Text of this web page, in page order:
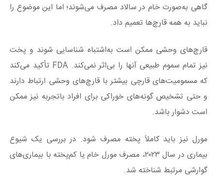
گاهی به‌صورت خام در سالاد مصرف می‌شوند؛ اما این موضوع را
نباید به همه قارچ‌ها تعمیم داد.
قارچ‌های وحشی ممکن است به‌اشتباه شناسایی شوند و پخت
نیز تمام سموم طبیعی آنها را بی‌اثر نمی‌کند. FDA تأکید می‌کند
که مسمومیت‌های قارچی بیشتر با قارچ‌های وحشی ارتباط دارند
و حتی تشخیص گونه‌های خوراکی برای افراد باتجربه نیز ممکن
است دشوار باشد.
مورل نیز باید کاملاً پخته مصرف شود. در بررسی یک شیوع
بیماری در سال ۲۰۲۳، مصرف مورل خام یا کم‌پخته با بیماری‌های
گوارشی مرتبط شناخته شد.